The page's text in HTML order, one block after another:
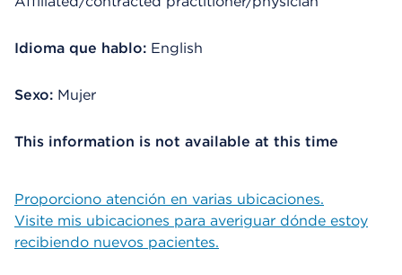
Idioma que hablo: English
Sexo: Mujer
This information is not available at this time
Proporciono atención en varias ubicaciones.
Visite mis ubicaciones para averiguar dónde estoy
recibiendo nuevos pacientes.